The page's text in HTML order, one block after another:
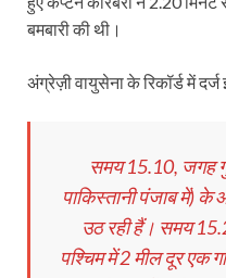
बमबारी की थी।
अंग्रेज़ी वायुसेना के रिकॉर्ड में
समय 15.10, जगह
पाकिस्तानी पंजाब में)
उठ रही हैं। समय
पश्चिम में 2 मील दूर एक